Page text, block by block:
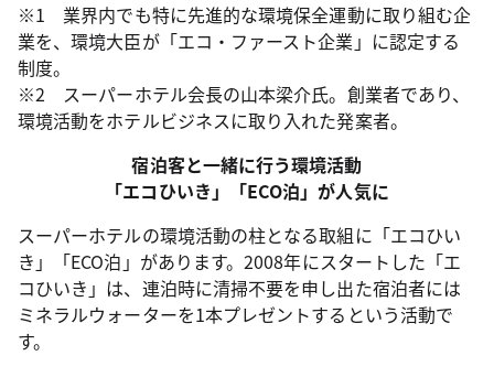
※1 業界内でも特に先進的な環境保全運動に取り組む企
業を、環境大臣が「エコ・ファースト企業」に認定する
制度。
※2 スーパーホテル会長の山本梁介氏。創業者であり、
環境活動をホテルビジネスに取り入れた発案者。
宿泊客と一緒に行う環境活動
「エコひいき」「ECO泊」が人気に
スーパーホテルの環境活動の柱となる取組に「エコひい
き」「ECO泊」があります。2008年にスタートした「エ
コひいき」は、連泊時に清掃不要を申し出た宿泊者には
ミネラルウォーターを1本プレゼントするという活動で
す。